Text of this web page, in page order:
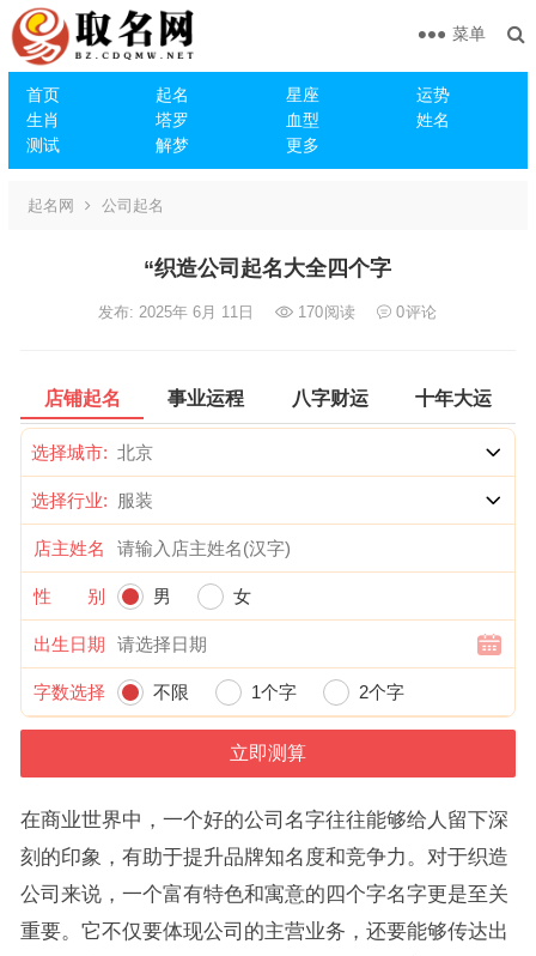
首页 起名 星座
运势
生肖
塔罗 血型
姓名
测试
解梦 更多
菜单
起名网 公司起名
“织造公司起名大全四个字
发布: 2025年 6月 11日 170阅读 0评论
店铺起名 事业运程 八字财运 十年大运
选择城市:
选择行业:
店主姓名
性 别 男 女
出生日期
字数选择 不限 1个字 2个字
在商业世界中，一个好的公司名字往往能够给人留下深
刻的印象，有助于提升品牌知名度和竞争力。对于织造
公司来说，一个富有特色和寓意的四个字名字更是至关
重要。它不仅要体现公司的主营业务，还要能够传达出